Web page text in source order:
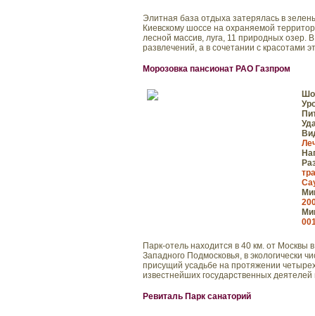
Элитная база отдыха затерялась в
Киевскому шоссе на охраняемой
лесной массив, луга, 11 природных озер.
развлечений, а в сочетании с красотами
Морозовка пансионат РАО Газпром
Парк-отель находится в 40 км. от Москвы
Западного Подмосковья, в экологически
присущий усадьбе на протяжении
известнейших государственных деятелей
Ревиталь Парк санаторий